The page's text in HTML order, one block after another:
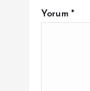
Yorum *